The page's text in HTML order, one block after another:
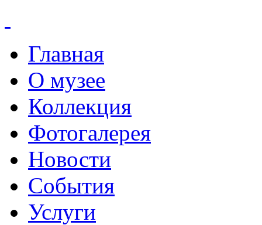
Главная
О музее
Коллекция
Фотогалерея
Новости
События
Услуги